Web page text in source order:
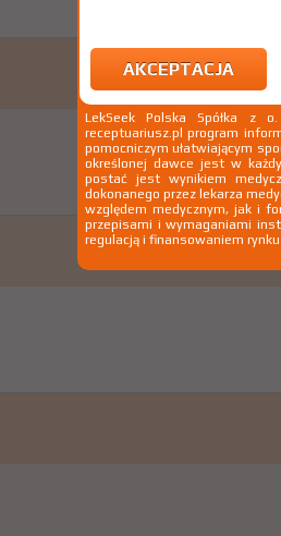
AKCEPTACJA
LekSeek Polska Spółka z
receptuariusz.pl program
pomocniczym ułatwiającym
określonej dawce jest w
postać jest wynikiem
dokonanego przez lekarza
względem medycznym, jak i
przepisami i wymaganiami
regulacją i finansowaniem rynku